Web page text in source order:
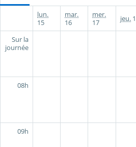
lun.
15
mar.
16
mer.
17
jeu.
Sur la
journée
08h
09h